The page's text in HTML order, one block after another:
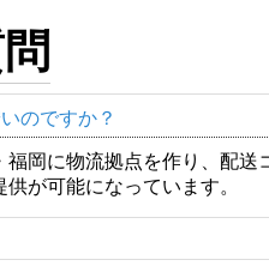
のですか？
福岡に物流拠点を作り、配
が可能になっています。